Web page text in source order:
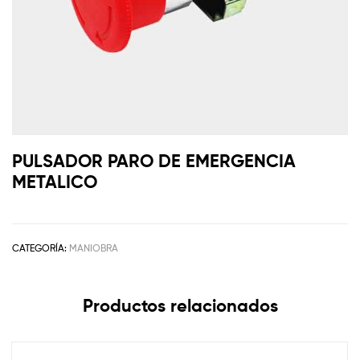
PULSADOR PARO DE EMERGENCIA
METALICO
CATEGORÍA: MANIOBRA
Productos relacionados